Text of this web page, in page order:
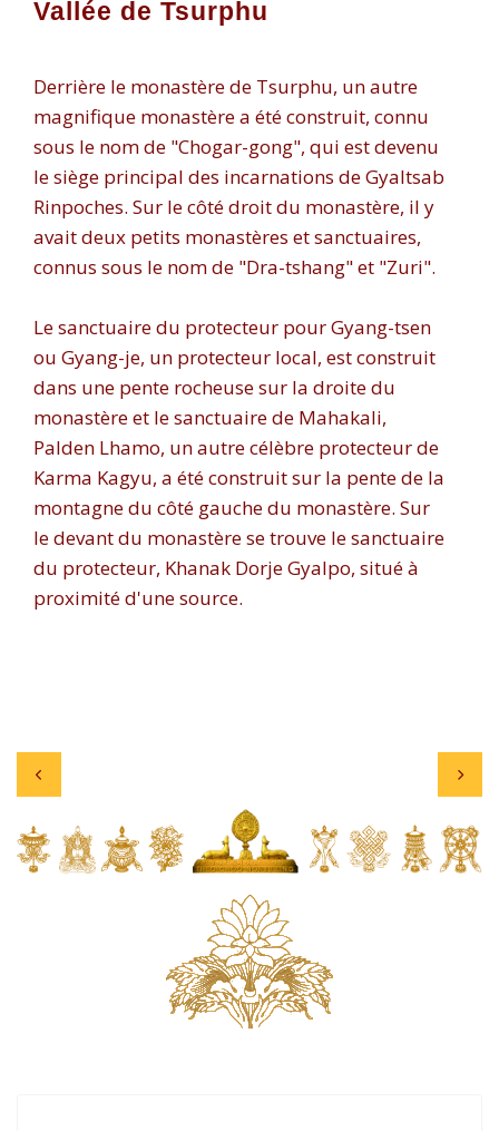
Vallée de Tsurphu
Derrière le monastère de Tsurphu, un autre
magnifique monastère a été construit, connu
sous le nom de "Chogar-gong", qui est devenu
le siège principal des incarnations de Gyaltsab
Rinpoches. Sur le côté droit du monastère, il y
avait deux petits monastères et sanctuaires,
connus sous le nom de "Dra-tshang" et "Zuri".
Le sanctuaire du protecteur pour Gyang-tsen
ou Gyang-je, un protecteur local, est construit
dans une pente rocheuse sur la droite du
monastère et le sanctuaire de Mahakali,
Palden Lhamo, un autre célèbre protecteur de
Karma Kagyu, a été construitsur la pente de la
montagne du côté gauche du monastère. Sur
le devant du monastère se trouve le sanctuaire
du protecteur, Khanak Dorje Gyalpo, situé à
proximité d'une source.